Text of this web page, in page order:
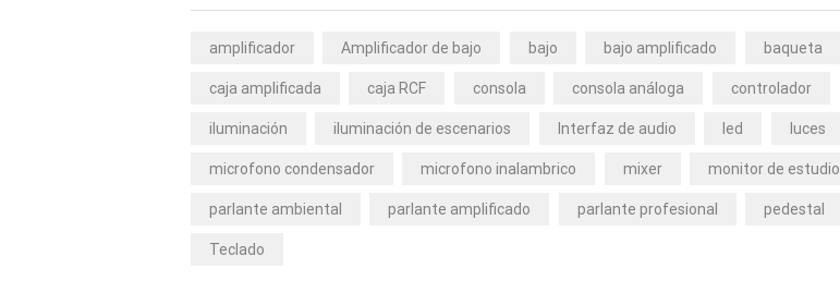
amplificador Amplificador de bajo bajo bajo amplificado baqueta
caja amplificada caja RCF consola consola análoga controlador
iluminación iluminación de escenarios Interfaz de audio led luces
microfono condensador microfono inalambrico mixer monitor de estudio
parlante ambiental parlante amplificado parlante profesional pedestal
Teclado